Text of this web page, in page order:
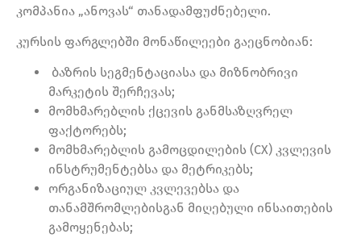
კომპანია „ანოვას“ თანადამფუძნებელი.
კურსის ფარგლებში მონაწილეები გაეცნობიან:
ბაზრის სეგმენტაციასა და მიზნობრივი
მარკეტის შერჩევას;
მომხმარებლის ქცევის განმსაზღვრელ
ფაქტორებს;
მომხმარებლის გამოცდილების (CX) კვლევის
ინსტრუმენტებსა და მეტრიკებს;
ორგანიზაციულ კვლევებსა და
თანამშრომლებისგან მიღებული ინსაითების
გამოყენებას;